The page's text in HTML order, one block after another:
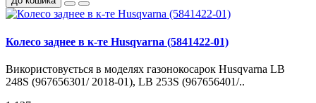
Колесо заднее в к-те Husqvarna (5841422-01)
Використовується в моделях газонокосарок Husqvarna LB
248S (967656301/ 2018-01), LB 253S (967656401/..